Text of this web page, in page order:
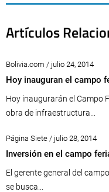
Artículos
Bolivia.com / julio 24, 2014
Hoy inauguran el campo
Hoy inaugurarán el Campo
obra de infraestructura...
Página Siete / julio 28, 2014
Inversión en el campo
El gerente general del
se busca...